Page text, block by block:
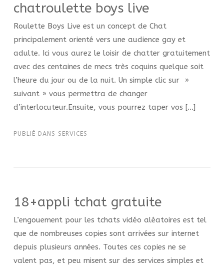
chatroulette boys live
Roulette Boys Live est un concept de Chat
principalement orienté vers une audience gay et
adulte. Ici vous aurez le loisir de chatter gratuitement
avec des centaines de mecs très coquins quelque soit
l’heure du jour ou de la nuit. Un simple clic sur »
suivant » vous permettra de changer
d’interlocuteur.Ensuite, vous pourrez taper vos […]
PUBLIÉ DANS SERVICES
18+appli tchat gratuite
L’engouement pour les tchats vidéo aléatoires est tel
que de nombreuses copies sont arrivées sur internet
depuis plusieurs années. Toutes ces copies ne se
valent pas, et peu misent sur des services simples et